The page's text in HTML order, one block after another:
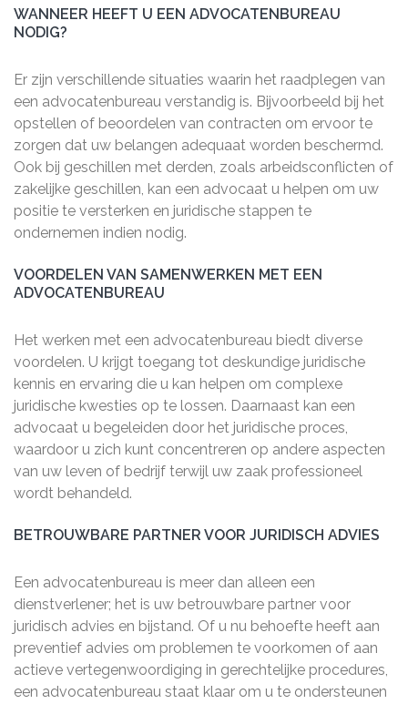
WANNEER HEEFT U EEN ADVOCATENBUREAU
NODIG?
Er zijn verschillende situaties waarin het raadplegen van
een advocatenbureau verstandig is. Bijvoorbeeld bij het
opstellen of beoordelen van contracten om ervoor te
zorgen dat uw belangen adequaat worden beschermd.
Ook bij geschillen met derden, zoals arbeidsconflicten of
zakelijke geschillen, kan een advocaat u helpen om uw
positie te versterken en juridische stappen te
ondernemen indien nodig.
VOORDELEN VAN SAMENWERKEN MET EEN
ADVOCATENBUREAU
Het werken met een advocatenbureau biedt diverse
voordelen. U krijgt toegang tot deskundige juridische
kennis en ervaring die u kan helpen om complexe
juridische kwesties op te lossen. Daarnaast kan een
advocaat u begeleiden door het juridische proces,
waardoor u zich kunt concentreren op andere aspecten
van uw leven of bedrijf terwijl uw zaak professioneel
wordt behandeld.
BETROUWBARE PARTNER VOOR JURIDISCH ADVIES
Een advocatenbureau is meer dan alleen een
dienstverlener; het is uw betrouwbare partner voor
juridisch advies en bijstand. Of u nu behoefte heeft aan
preventief advies om problemen te voorkomen of aan
actieve vertegenwoordiging in gerechtelijke procedures,
een advocatenbureau staat klaar om u te ondersteunen